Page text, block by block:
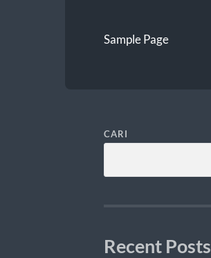
Sample Page
CARI
Recent Posts